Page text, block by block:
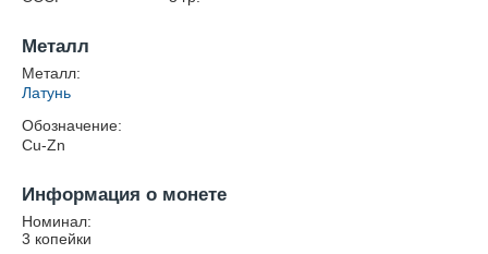
Металл
Металл:
Латунь
Обозначение:
Cu-Zn
Информация о монете
Номинал:
3 копейки